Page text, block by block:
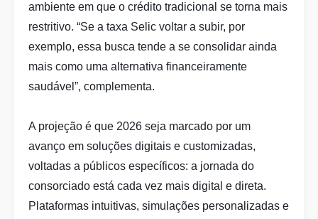
ambiente em que o crédito tradicional se torna mais
restritivo. “Se a taxa Selic voltar a subir, por
exemplo, essa busca tende a se consolidar ainda
mais como uma alternativa financeiramente
saudável”, complementa.
A projeção é que 2026 seja marcado por um
avanço em soluções digitais e customizadas,
voltadas a públicos específicos: a jornada do
consorciado está cada vez mais digital e direta.
Plataformas intuitivas, simulações personalizadas e